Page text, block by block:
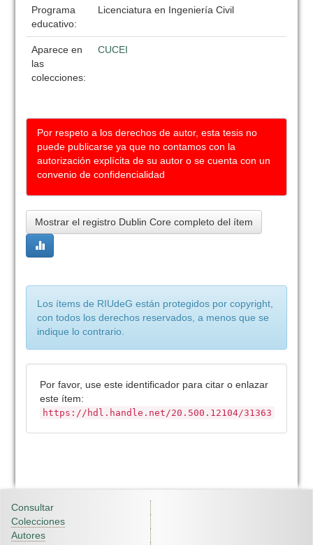
Programa
educativo:
Licenciatura en Ingeniería Civil
Aparece en
las
colecciones:
CUCEI
Por respeto a los derechos de autor, esta tesis no
puede publicarse ya que no contamos con la
autorización explícita de su autor o se cuenta con un
convenio de confidencialidad
Mostrar el registro Dublin Core completo del ítem
Los ítems de RIUdeG están protegidos por copyright,
con todos los derechos reservados, a menos que se
indique lo contrario.
Por favor, use este identificador para citar o enlazar
este ítem:
https://hdl.handle.net/20.500.12104/31363
Consultar
Colecciones
Autores